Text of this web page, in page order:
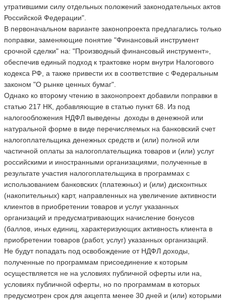
утратившими силу отдельных положений законодательных актов
Российской Федерации".
В первоначальном варианте законопроекта предлагались только
поправки, заменяющие понятие "Финансовый инструмент
срочной сделки" на: "Производный финансовый инструмент»,
обеспечив единый подход к трактовке норм внутри Налогового
кодекса РФ, а также привести их в соответствие с Федеральным
законом "О рынке ценных бумаг".
Однако ко второму чтению в законопроект добавили поправки в
статью 217 НК, добавляющие в статью пункт 68. Из под
налогообложения НДФЛ выведены доходы в денежной или
натуральной форме в виде перечисляемых на банковский счет
налогоплательщика денежных средств и (или) полной или
частичной оплаты за налогоплательщика товаров и (или) услуг
российскими и иностранными организациями, полученные в
результате участия налогоплательщика в программах с
использованием банковских (платежных) и (или) дисконтных
(накопительных) карт, направленных на увеличение активности
клиентов в приобретении товаров и услуг указанных
организаций и предусматривающих начисление бонусов
(баллов, иных единиц, характеризующих активность клиента в
приобретении товаров (работ, услуг) указанных организаций.
Не будут попадать под освобождение от НДФЛ доходы,
полученные по программам присоединение к которым
осуществляется не на условиях публичной оферты или на,
условиях публичной оферты, но по программам в которых
предусмотрен срок для акцепта менее 30 дней и (или) которыми